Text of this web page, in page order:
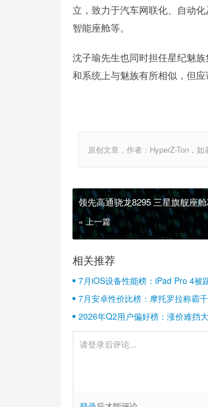
立，致力于汽车网联化、自动
智能座舱等。
沈子瑜先生也同时担任星纪魅
和系统上与魅族有所相似，但应
原创文章，作者：HyperZ-Ton，
领先高通骁龙8295 三星旗舰座
迪都在用
« 上一篇
相关推荐
7月iOS设备性能榜：iPad Pro 4被
7月安卓性价比榜：摩托罗拉称霸
2026年Q2用户偏好榜：涨价难挡